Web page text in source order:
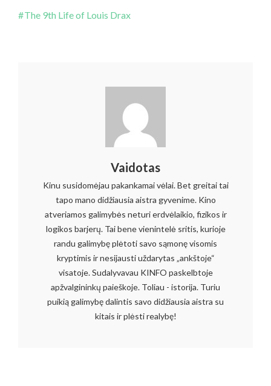
The 9th Life of Louis Drax
Vaidotas
Kinu susidomėjau pakankamai vėlai. Bet greitai tai
tapo mano didžiausia aistra gyvenime. Kino
atveriamos galimybės neturi erdvėlaikio, fizikos ir
logikos barjerų. Tai bene vienintelė sritis, kurioje
randu galimybę plėtoti savo sąmonę visomis
kryptimis ir nesijausti uždarytas „ankštoje“
visatoje. Sudalyvavau KINFO paskelbtoje
apžvalgininkų paieškoje. Toliau - istorija. Turiu
puikią galimybę dalintis savo didžiausia aistra su
kitais ir plėsti realybę!